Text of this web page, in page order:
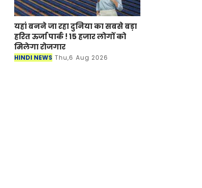
यहां बनने जा रहा दुनिया का सबसे बड़ा
हरित ऊर्जा पार्क ! 15 हजार लोगों को
मिलेगा रोजगार
HINDI NEWS Thu,6 Aug 2026